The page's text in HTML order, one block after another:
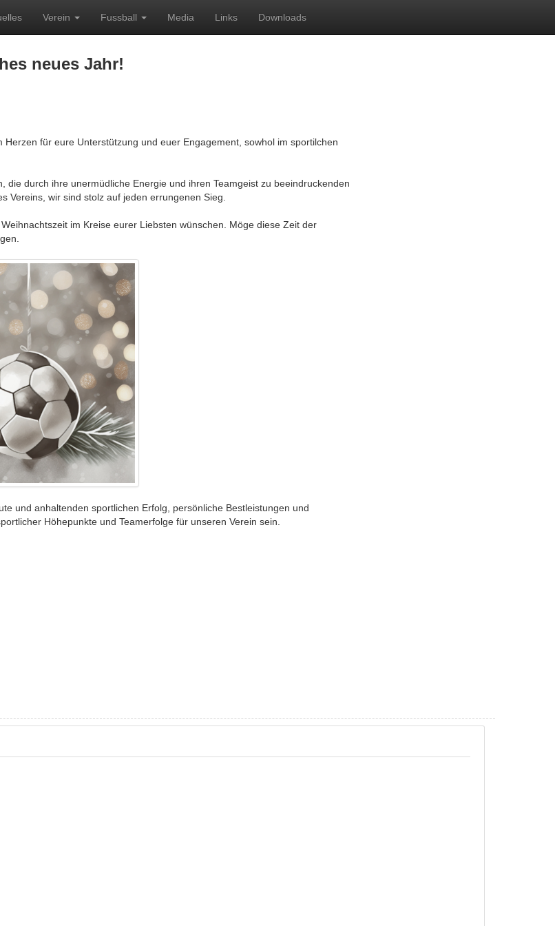
Verein Fussball Media Links Downloads
neues Jahr!
für eure Unterstützung und euer Engagement, sowhol im sportilchen
durch ihre unermüdliche Energie und ihren Teamgeist zu beeindruckenden
Vereins, wir sind stolz auf jeden errungenen Sieg.
im Kreise eurer Liebsten wünschen. Möge diese Zeit der
und anhaltenden sportlichen Erfolg, persönliche Bestleistungen und
Höhepunkte und Teamerfolge für unseren Verein sein.